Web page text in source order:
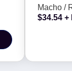
Macho /
$34.54 +